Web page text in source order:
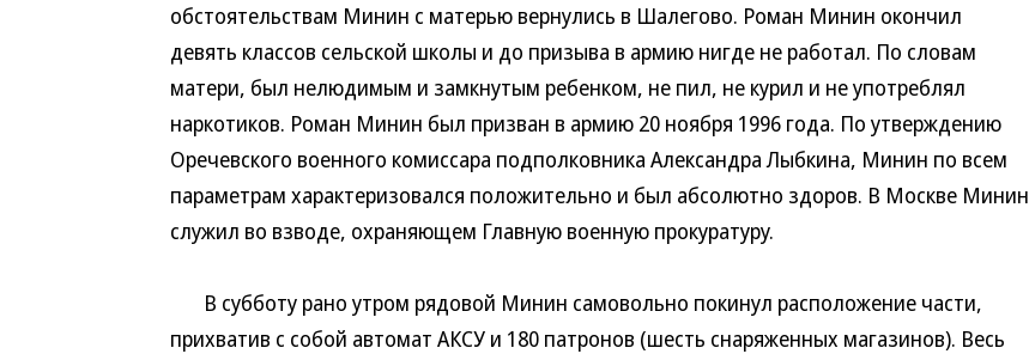
обстоятельствам Минин с матерью вернулись в Шалегово. Роман Минин окончил
девять классов сельской школы и до призыва в армию нигде не работал. По словам
матери, был нелюдимым и замкнутым ребенком, не пил, не курил и не употреблял
наркотиков. Роман Минин был призван в армию 20 ноября 1996 года. По утверждению
Оречевского военного комиссара подполковника Александра Лыбкина, Минин по всем
параметрам характеризовался положительно и был абсолютно здоров. В Москве Минин
служил во взводе, охраняющем Главную военную прокуратуру.
В субботу рано утром рядовой Минин самовольно покинул расположение части,
прихватив с собой автомат АКСУ и 180 патронов (шесть снаряженных магазинов). Весь